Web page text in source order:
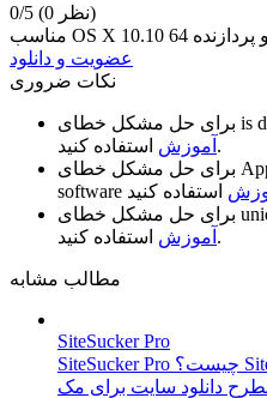
0/5
(0 نظر)
عضویت و دانلود
نکات ضروری
is
آموزش استفاده کنید.
software
آموزش استفاده کنید.
مطالب مشابه
SiteSucker Pro
SiteSucker Pro چیست؟ SiteSucker Pro یکی از برنامه های